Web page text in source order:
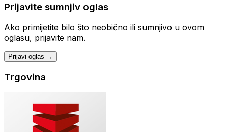
Prijavite sumnjiv oglas
Ako primijetite bilo što neobično ili sumnjivo u ovom
oglasu, prijavite nam.
Prijavi oglas →
Trgovina